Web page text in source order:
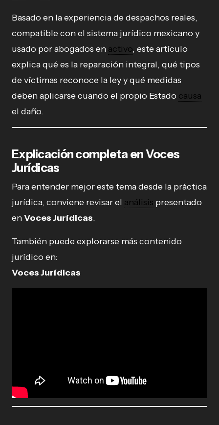
Basado en la experiencia de despachos reales,
compatible con el sistema jurídico mexicano y
usado por abogados en activo, este artículo
explica qué es la reparación integral, qué tipos
de víctimas reconoce la ley y qué medidas
deben aplicarse cuando el propio Estado causa
el daño.
Explicación completa en Voces
Jurídicas
Para entender mejor este tema desde la práctica
jurídica, conviene revisar el análisis presentado
enVoces Jurídicas.
También puede explorarse más contenido
jurídico en:
Voces Jurídicas